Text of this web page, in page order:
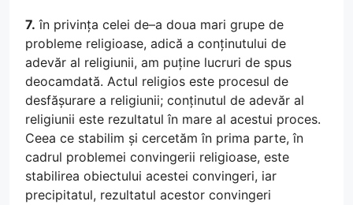
7. în privința celei de–a doua mari grupe de
probleme religioase, adică a conținutului de
adevăr al religiunii, am puține lucruri de spus
deocamdată. Actul religios este procesul de
desfășurare a religiunii; conținutul de adevăr al
religiunii este rezultatul în mare al acestui proces.
Ceea ce stabilim și cercetăm în prima parte, în
cadrul problemei convingerii religioase, este
stabilirea obiectului acestei convingeri, iar
precipitatul, rezultatul acestor convingeri